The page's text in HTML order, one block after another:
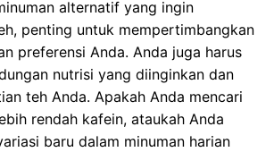
alternatif yang ingin
penting untuk mempertimbangkan
preferensi Anda. Anda juga harus
nutrisi yang diinginkan dan
teh Anda. Apakah Anda mencari
rendah kafein, ataukah Anda
baru dalam minuman harian